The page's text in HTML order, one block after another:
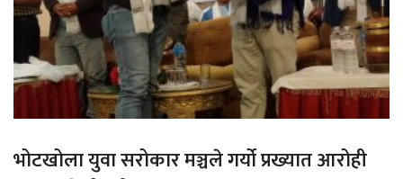
भोटखोला युवा सरोकार मञ्चले गर्यो प्रख्यात आरोही